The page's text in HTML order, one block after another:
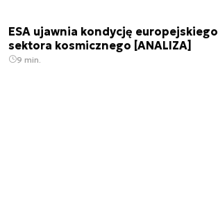
ESA ujawnia kondycję europejskiego
sektora kosmicznego [ANALIZA]
9 min.